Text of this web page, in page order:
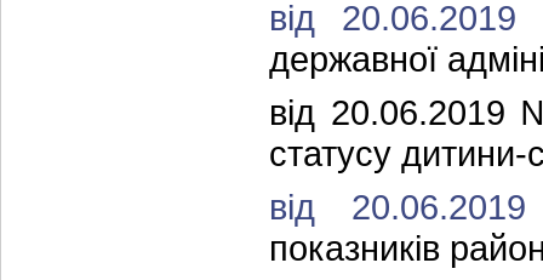
від
державної
від
статусу дитини-
від
показників